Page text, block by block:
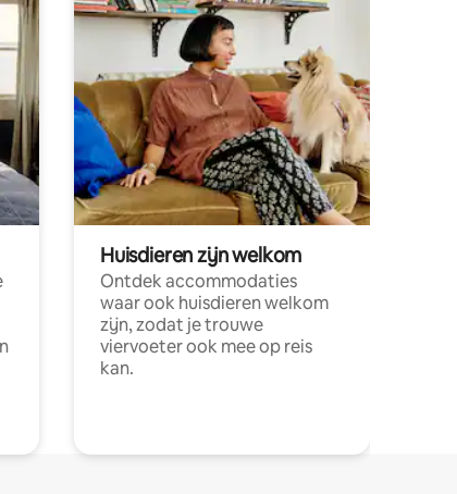
Huisdieren zijn welkom
Ontdek accommodaties
waar ook huisdieren welkom
zijn, zodat je trouwe
viervoeter ook mee op reis
kan.